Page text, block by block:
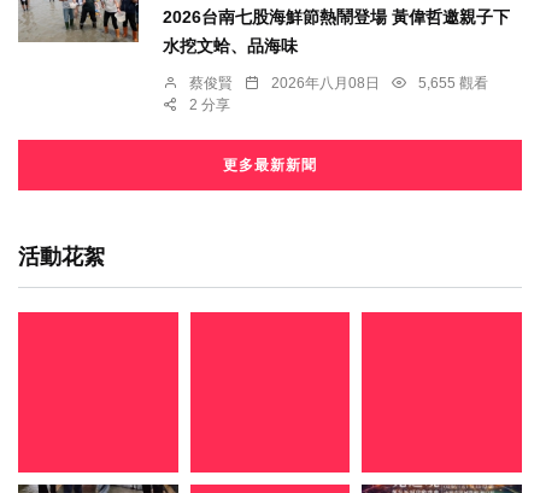
2026台南七股海鮮節熱鬧登場 黃偉哲邀親子下
水挖文蛤、品海味
蔡俊賢 2026年八月08日
5,655 觀看
2 分享
更多最新新聞
活動花絮